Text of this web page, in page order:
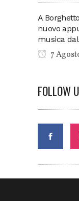
A
nuovo
musica dal
7
FOLLOW